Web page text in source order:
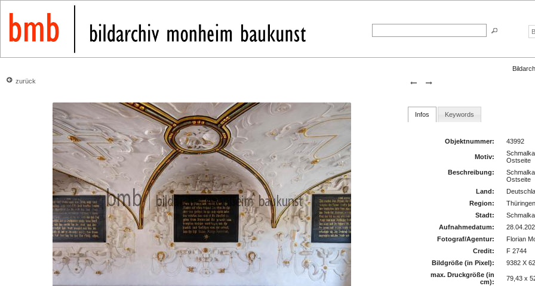
zurück
Infos Keywords
Objektnummer: 43992
Motiv:
Ostseite
Beschreibung:
Ostseite
Land:
Region:
Stadt:
Aufnahmedatum:
Fotograf/Agentur:
Florian
Credit:
F 2744
Bildgröße (in Pixel):
9382 X
max. Druckgröße (in
cm):
79,43 x